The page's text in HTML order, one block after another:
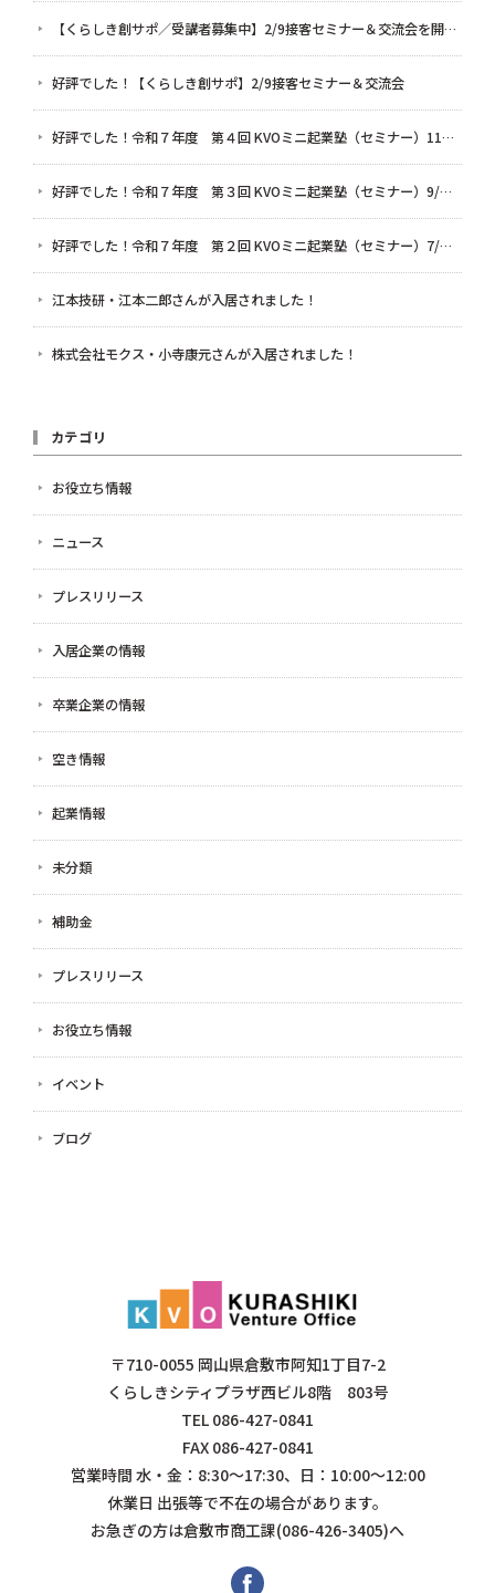
【くらしき創サポ／受講者募集中】2/9接客セミナー＆交流会を開催します！
好評でした！【くらしき創サポ】2/9接客セミナー＆交流会
好評でした！令和７年度 第４回 KVOミニ起業塾（セミナー）11/7 まだ間に合う！AIとクラウド会計を使った確定申告のための超かんたん帳簿作り
好評でした！令和７年度 第３回 KVOミニ起業塾（セミナー）9/5 BEから始まるビジネスモデルセミナー ～好き×社会課題解決編～
好評でした！令和７年度 第２回 KVOミニ起業塾（セミナー）7/4 「好き」だけで起業!?」〜起業時やってよかった5つのこと〜
江本技研・江本二郎さんが入居されました！
株式会社モクス・小寺康元さんが入居されました！
カテゴリ
お役立ち情報
ニュース
プレスリリース
入居企業の情報
卒業企業の情報
空き情報
起業情報
未分類
補助金
プレスリリース
お役立ち情報
イベント
ブログ
〒710-0055 岡山県倉敷市阿知1丁目7-2
くらしきシティプラザ西ビル8階 803号
TEL 086-427-0841
FAX 086-427-0841
営業時間 水・金：8:30～17:30、日：10:00～12:00
休業日 出張等で不在の場合があります。
お急ぎの方は倉敷市商工課(086-426-3405)へ